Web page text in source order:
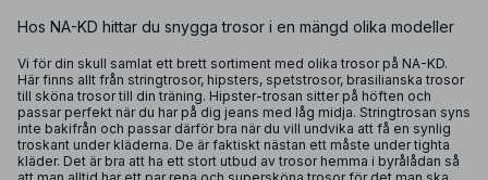
Hos NA-KD hittar du snygga trosor i en mängd olika modeller
Vi för din skull samlat ett brett sortiment med olika trosor på NA-KD.
Här finns allt från stringtrosor, hipsters, spetstrosor, brasilianska trosor
till sköna trosor till din träning. Hipster-trosan sitter på höften och
passar perfekt när du har på dig jeans med låg midja. Stringtrosan syns
inte bakifrån och passar därför bra när du vill undvika att få en synlig
troskant under kläderna. De är faktiskt nästan ett måste under tighta
kläder. Det är bra att ha ett stort utbud av trosor hemma i byrålådan så